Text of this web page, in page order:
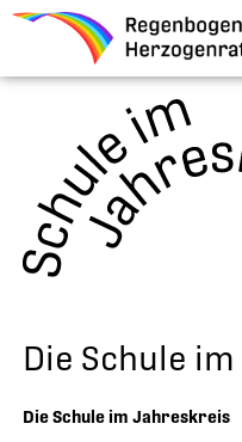
Zum
Die Schule
Die Schule im Jahreskreis